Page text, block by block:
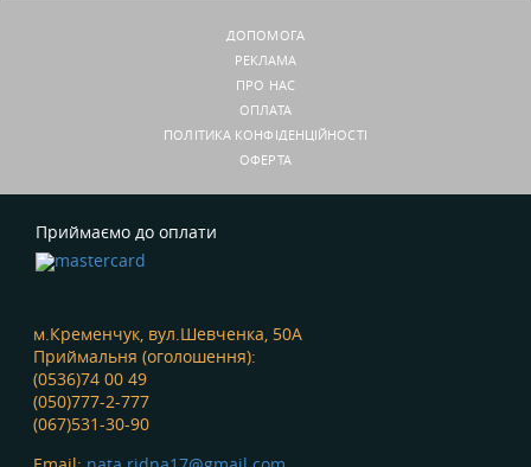
ДОПОМОГА
РЕКЛАМА
ПРО НАС
ОПЛАТА
ПОЛІТИКА КОНФІДЕНЦІЙНОСТІ
ОФЕРТА
Приймаємо до оплати
м.Кременчук, вул.Шевченка, 50А
Приймальня (оголошення):
(0536)74 00 49
(050)777-2-777
(067)531-30-90